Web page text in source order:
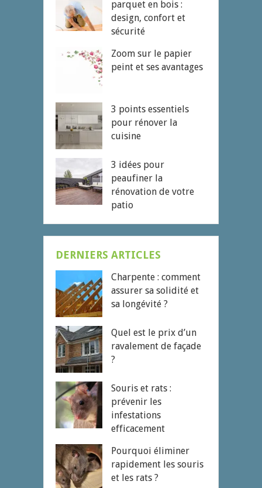
parquet en bois :
design, confort et
sécurité
Zoom sur le papier
peint et ses avantages
3 points essentiels
pour rénover la
cuisine
3 idées pour
peaufiner la
rénovation de votre
patio
DERNIERS ARTICLES
Charpente : comment
assurer sa solidité et
sa longévité ?
Quel est le prix d’un
ravalement de façade
?
Souris et rats :
prévenir les
infestations
efficacement
Pourquoi éliminer
rapidement les souris
et les rats ?